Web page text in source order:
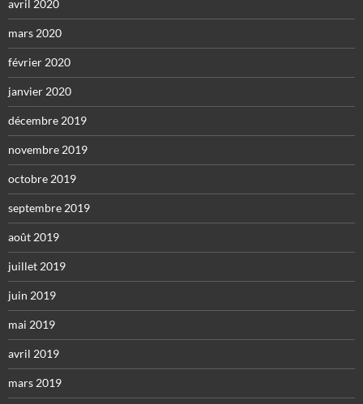
avril 2020
mars 2020
février 2020
janvier 2020
décembre 2019
novembre 2019
octobre 2019
septembre 2019
août 2019
juillet 2019
juin 2019
mai 2019
avril 2019
mars 2019